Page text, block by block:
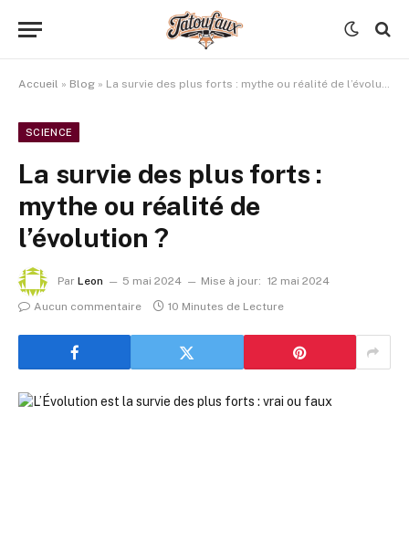
Accueil » Blog » La survie des plus forts : mythe ou réalité de l’évolution ?
SCIENCE
La survie des plus forts :
mythe ou réalité de
l’évolution ?
Par Leon 5 mai 2024 Mise à jour: 12 mai 2024
Aucun commentaire
10 Minutes de Lecture